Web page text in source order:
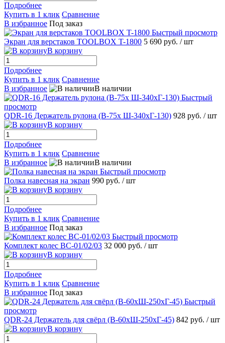
Подробнее
Купить в 1 клик Сравнение
В избранное Под заказ
Быстрый просмотр
Экран для верстаков TOOLBOX T-1800 5 690 руб. / шт
В корзину
Подробнее
Купить в 1 клик Сравнение
В избранное
В наличии
Быстрый
просмотр
QDR-16 Держатель рулона (В-75х Ш-340хГ-130) 928 руб. / шт
В корзину
Подробнее
Купить в 1 клик Сравнение
В избранное
В наличии
Быстрый просмотр
Полка навесная на экран 990 руб. / шт
В корзину
Подробнее
Купить в 1 клик Сравнение
В избранное Под заказ
Быстрый просмотр
Комплект колес ВС-01/02/03 32 000 руб. / шт
В корзину
Подробнее
Купить в 1 клик Сравнение
В избранное Под заказ
Быстрый
просмотр
QDR-24 Держатель для свёрл (В-60хШ-250хГ-45) 842 руб. / шт
В корзину